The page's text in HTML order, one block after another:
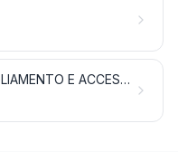
ARTICOLI DI ABBIGLIAMENTO E ACCESSORI DI ABBIGLIAMENTO, A MAGLIA O ALL’UNCINETTO